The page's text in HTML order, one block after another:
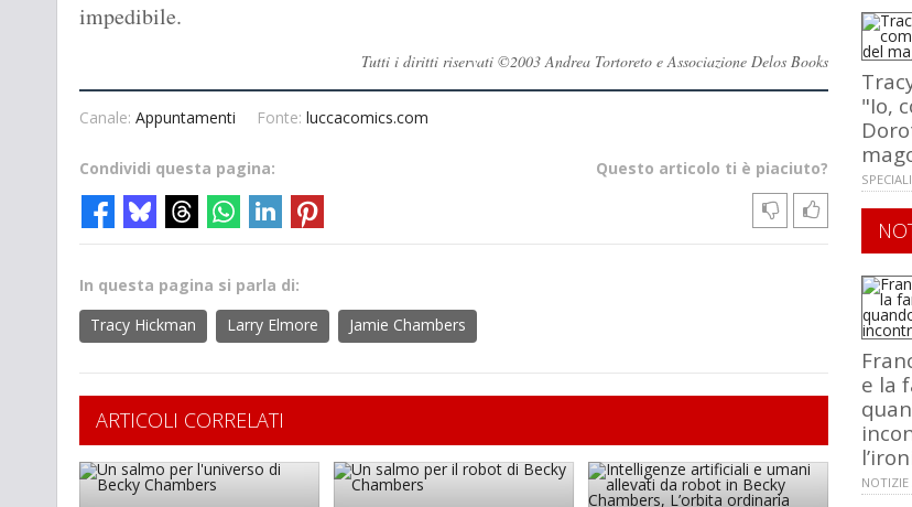
impedibile.
Tutti i diritti riservati ©2003 Andrea Tortoreto e Associazione Delos Books
Canale: Appuntamenti Fonte: luccacomics.com
Questo articolo ti è piaciuto?
Condividi questa pagina:
In questa pagina si parla di:
Tracy Hickman
Larry Elmore Jamie Chambers
ARTICOLI CORRELATI
"Io,
e la